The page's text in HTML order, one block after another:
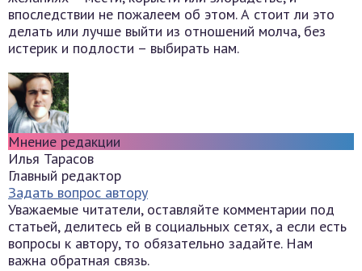
впоследствии не пожалеем об этом. А стоит ли это
делать или лучше выйти из отношений молча, без
истерик и подлости – выбирать нам.
Мнение редакции
Илья Тарасов
Главный редактор
Задать вопрос автору
Уважаемые читатели, оставляйте комментарии под
статьей, делитесь ей в социальных сетях, а если есть
вопросы к автору, то обязательно задайте. Нам
важна обратная связь.